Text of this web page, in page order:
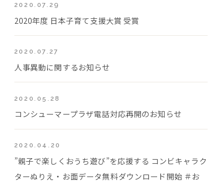
2020.07.29
2020年度 日本子育て支援大賞 受賞
2020.07.27
人事異動に関するお知らせ
2020.05.28
コンシューマープラザ電話対応再開のお知らせ
2020.04.20
”親子で楽しくおうち遊び”を応援する コンビキャラク
ターぬりえ・お面データ無料ダウンロード開始 ＃お